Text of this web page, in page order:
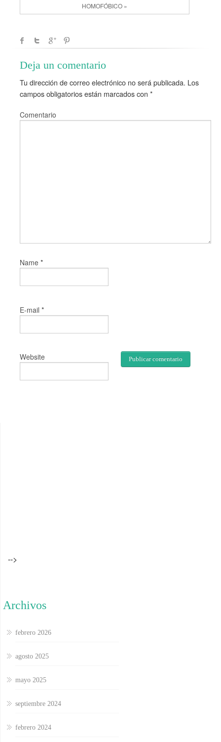
HOMOFÓBICO »
Deja un comentario
Tu dirección de correo electrónico no será publicada. Los
campos obligatorios están marcados con *
Comentario
Name *
E-mail *
Website
-->
Archivos
febrero 2026
agosto 2025
mayo 2025
septiembre 2024
febrero 2024